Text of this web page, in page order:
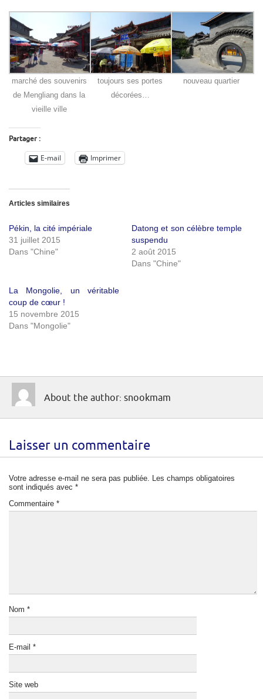
marché des souvenirs
de Mengliang dans la
vieille ville
toujours ses portes
décorées…
nouveau quartier
Partager :
E-mail Imprimer
Articles similaires
Pékin, la cité impériale
31 juillet 2015
Dans "Chine"
Datong et son célèbre temple
suspendu
2 août 2015
Dans "Chine"
La Mongolie, un véritable
coup de cœur !
15 novembre 2015
Dans "Mongolie"
About the author: snookmam
Laisser un commentaire
Votre adresse e-mail ne sera pas publiée.
Les champs obligatoires
sont indiqués avec *
Commentaire *
Nom *
E-mail *
Site web